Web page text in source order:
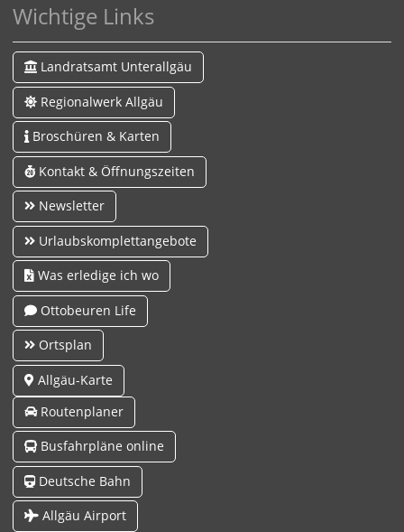
Wichtige Links
Landratsamt Unterallgäu
Regionalwerk Allgäu
Broschüren & Karten
Kontakt & Öffnungszeiten
Newsletter
Urlaubskomplettangebote
Was erledige ich wo
Ottobeuren Life
Ortsplan
Allgäu-Karte
Routenplaner
Busfahrpläne online
Deutsche Bahn
Allgäu Airport